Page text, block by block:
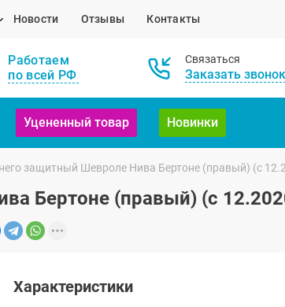
Новости Отзывы Контакты
Работаем
по всей РФ
Связаться
Заказать звонок
Уцененный товар Новинки
защитный Шевроле Нива Бертоне (правый) (с
Бертоне (правый) (с
Характеристики